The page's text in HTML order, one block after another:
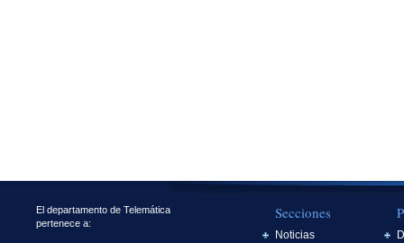
El departamento de Telemática
pertenece a:
Secciones
Noticias